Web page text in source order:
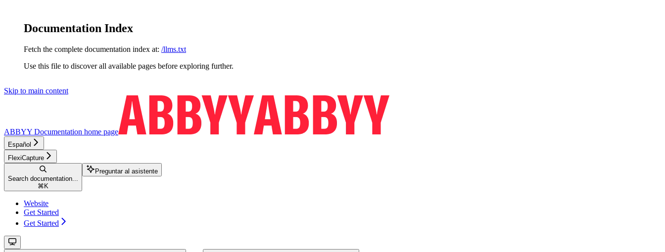
Documentation Index
Fetch the complete documentation index at: /llms.txt
Use this file to discover all available pages before exploring further.
Skip to main content
ABBYY Documentation home page
Español
FlexiCapture
Search documentation...
⌘ K
Preguntar al asistente
Website
Get Started
Get Started